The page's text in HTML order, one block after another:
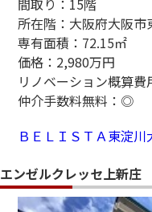
間取り：15階
所在階：大阪府大阪市
専有面積：72.15㎡
価格：2,980万円
リノベーション概算費
仲介手数料無料：◎
ＢＥＬＩＳＴＡ東淀
エンゼルクレッセ上新庄